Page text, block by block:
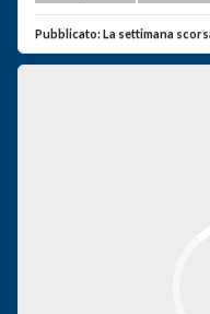
Pubblicato:La settimana